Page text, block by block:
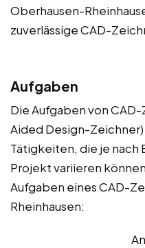
Oberhausen-
zuverlässige CAD-
Aufgaben
Die Aufgaben von
Aided Design-Zeichner)
Tätigkeiten, die je nach
Projekt variieren
Aufgaben eines CAD-
Rheinhausen: